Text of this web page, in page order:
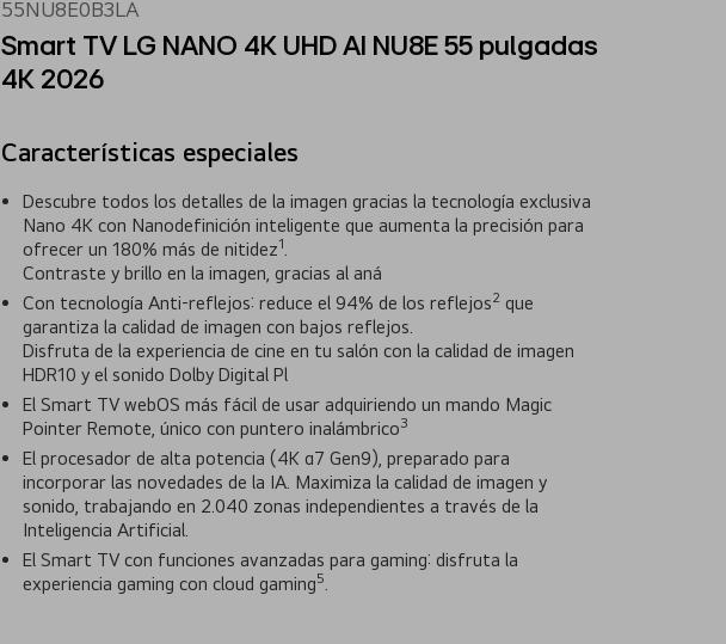
55NU8E0B3LA
Smart TV LG NANO 4K UHD AI NU8E 55 pulgadas
4K 2026
Características especiales
Descubre todos los detalles de la imagen gracias la tecnología exclusiva
Nano 4K con Nanodefinición inteligente que aumenta la precisión para
ofrecer un 180% más de nitidez1.
Contraste y brillo en la imagen, gracias al aná
Con tecnología Anti-reflejos: reduce el 94% de los reflejos2 que
garantiza la calidad de imagen con bajos reflejos.
Disfruta de la experiencia de cine en tu salón con la calidad de imagen
HDR10 y el sonido Dolby Digital Pl
El Smart TV webOS más fácil de usar adquiriendo un mando Magic
Pointer Remote, único con puntero inalámbrico3
El procesador de alta potencia (4K α7 Gen9), preparado para
incorporar las novedades de la IA. Maximiza la calidad de imagen y
sonido, trabajando en 2.040 zonas independientes a través de la
Inteligencia Artificial.
El Smart TV con funciones avanzadas para gaming: disfruta la
experiencia gaming con cloud gaming5.